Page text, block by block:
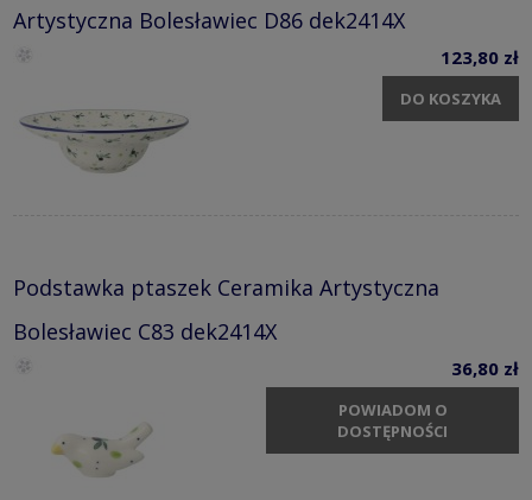
Artystyczna Bolesławiec D86 dek2414X
123,80 zł
DO KOSZYKA
Podstawka ptaszek Ceramika Artystyczna
Bolesławiec C83 dek2414X
36,80 zł
POWIADOM O
DOSTĘPNOŚCI